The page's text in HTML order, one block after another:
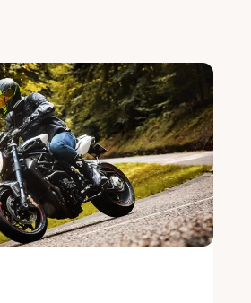
Page Page Page Page